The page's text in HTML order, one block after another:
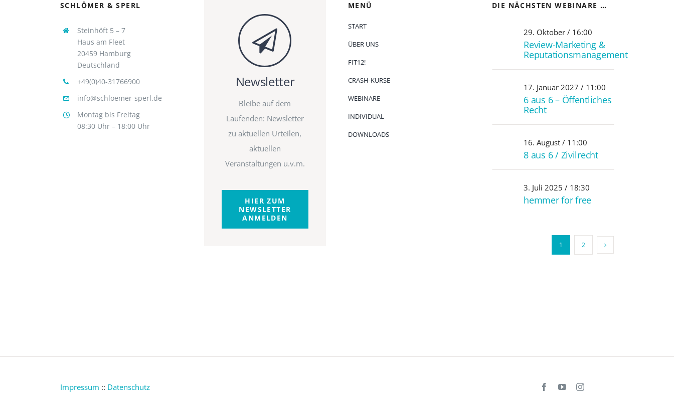
SCHLÖMER & SPERL
Steinhöft 5 – 7
Haus am Fleet
20459 Hamburg
Deutschland
+49(0)40-31766900
info@schloemer-sperl.de
Montag bis Freitag
08:30 Uhr – 18:00 Uhr
Newsletter
Bleibe auf dem
Laufenden: Newsletter
zu aktuellen Urteilen,
aktuellen
Veranstaltungen u.v.m.
HIER ZUM
NEWSLETTER
ANMELDEN
MENÜ
START
ÜBER UNS
FIT12!
CRASH-KURSE
WEBINARE
INDIVIDUAL
DOWNLOADS
DIE NÄCHSTEN WEBINARE …
29. Oktober / 16:00
Review-Marketing &
Reputationsmanagement
17. Januar 2027 / 11:00
6 aus 6 – Öffentliches
Recht
16. August / 11:00
8 aus 6 / Zivilrecht
3. Juli 2025 / 18:30
hemmer for free
1 2
Impressum :: Datenschutz